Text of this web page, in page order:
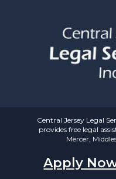
Central Jersey Legal
provides free legal
Mercer,
Apply